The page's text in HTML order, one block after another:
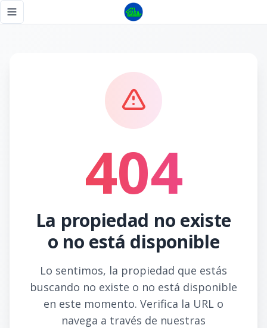
Toggle navigation menu
404
La propiedad no existe
o no está disponible
Lo sentimos, la propiedad que estás
buscando no existe o no está disponible
en este momento. Verifica la URL o
navega a través de nuestras
Página no encontrada - Tu Casa RD